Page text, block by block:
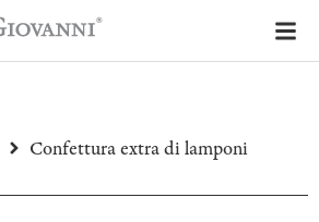
Confettura extra di lamponi